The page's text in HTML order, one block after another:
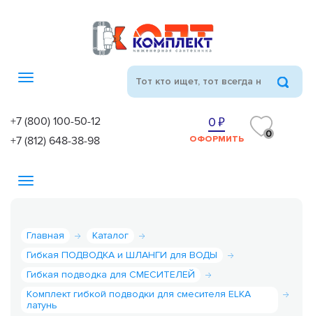
Toggle
+7 (800) 100-50-12
+7 (812) 648-38-98
0
ОФОРМИТЬ 0
Toggle
Главная
Каталог
Гибкая ПОДВОДКА и ШЛАНГИ для ВОДЫ
Гибкая подводка для СМЕСИТЕЛЕЙ
Комплект гибкой подводки для смесителя ELKA
латунь